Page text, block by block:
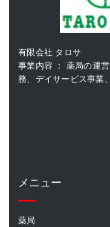
有限会社 タロサ
事業内容 ： 薬局の運
務、デイサービス事業
メニュー
薬局